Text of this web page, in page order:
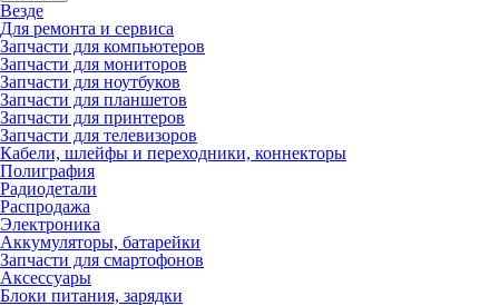
Везде
Для ремонта и сервиса
Запчасти для компьютеров
Запчасти для мониторов
Запчасти для ноутбуков
Запчасти для планшетов
Запчасти для принтеров
Запчасти для телевизоров
Кабели, шлейфы и переходники, коннекторы
Полиграфия
Радиодетали
Распродажа
Электроника
Аккумуляторы, батарейки
Запчасти для смартофонов
Аксессуары
Блоки питания, зарядки